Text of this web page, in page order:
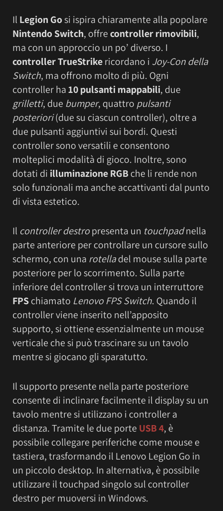
Il Legion Gosi ispira chiaramente alla popolare
Nintendo Switch, offrecontroller rimovibili,
ma con un approccio un po’ diverso. I
controller TrueStrikericordano i Joy-Con della
Switch, ma offrono molto di più. Ogni
controller ha10 pulsanti mappabili, due
grilletti, due bumper, quattro pulsanti
posteriori(due su ciascun controller), oltre a
due pulsanti aggiuntivi sui bordi. Questi
controller sono versatili e consentono
molteplici modalità di gioco. Inoltre, sono
dotati di illuminazione RGBche li rende non
solo funzionali ma anche accattivanti dal punto
di vista estetico.
Il controller destropresenta un touchpadnella
parte anteriore per controllare un cursore sullo
schermo, con una rotelladel mouse sulla parte
posteriore per lo scorrimento. Sulla parte
inferiore del controller si trova un interruttore
FPSchiamato Lenovo FPS Switch. Quando il
controller viene inserito nell’apposito
supporto, si ottiene essenzialmente un mouse
verticale che si può trascinare su un tavolo
mentre si giocano gli sparatutto.
Il supporto presente nella parte posteriore
consente di inclinare facilmente il display su un
tavolo mentre si utilizzano i controller a
distanza. Tramite le due porte USB 4, è
possibile collegare periferiche come mouse e
tastiera, trasformando il Lenovo Legion Go in
un piccolo desktop. In alternativa, è possibile
utilizzare il touchpad singolo sul controller
destro per muoversi in Windows.